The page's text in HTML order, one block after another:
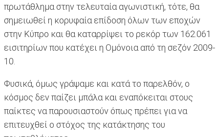
πρωτάθλημα στην τελευταία αγωνιστική, τότε, θα
σημειωθεί η κορυφαία επίδοση όλων των εποχών
στην Κύπρο και θα καταρρίψει το ρεκόρ των 162.061
εισιτηρίων που κατέχει η Ομόνοια από τη σεζόν 2009-
10.
Φυσικά, όμως γράψαμε και κατά το παρελθόν, ο
κόσμος δεν παίζει μπάλα και εναπόκειται στους
παίκτες να παρουσιαστούν όπως πρέπει για να
επιτευχθεί ο στόχος της κατάκτησης του